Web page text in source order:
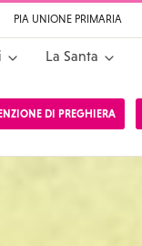
PIA UNIONE PRIMARIA
La Santa
DI PREGHIERA